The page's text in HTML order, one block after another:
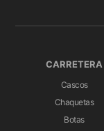
CARRETERA
Cascos
Chaquetas
Botas